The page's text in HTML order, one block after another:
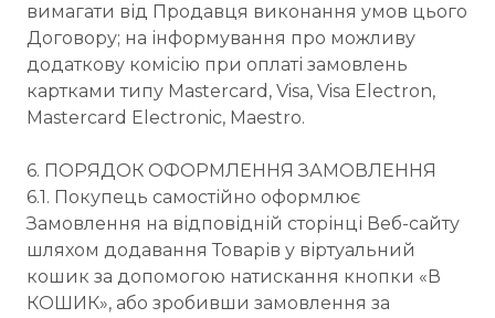
вимагати від Продавця виконання умов цього
Договору; на інформування про можливу
додаткову комісію при оплаті замовлень
картками типу Mastercard, Visa, Visa Electron,
Mastercard Electronic, Maestro.
6. ПОРЯДОК ОФОРМЛЕННЯ ЗАМОВЛЕННЯ
6.1. Покупець самостійно оформлює
Замовлення на відповідній сторінці Веб-сайту
шляхом додавання Товарів у віртуальний
кошик за допомогою натискання кнопки «В
КОШИК», або зробивши замовлення за